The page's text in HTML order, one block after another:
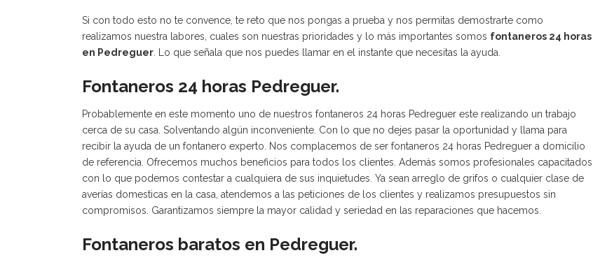
Si con todo esto no te convence, te reto que nos pongas a prueba y nos permitas demostrarte como
realizamos nuestra labores, cuales son nuestras prioridades y lo más importantes somos fontaneros 24 horas
en Pedreguer . Lo que señala que nos puedes llamar en el instante que necesitas la ayuda.
Fontaneros 24 horas Pedreguer.
Probablemente en este momento uno de nuestros fontaneros 24 horas Pedreguer este realizando un trabajo
cerca de su casa. Solventando algún inconveniente. Con lo que no dejes pasar la oportunidad y llama para
recibir la ayuda de un fontanero experto. Nos complacemos de ser fontaneros 24 horas Pedreguer a domicilio
de referencia. Ofrecemos muchos beneficios para todos los clientes. Además somos profesionales capacitados
con lo que podemos contestar a cualquiera de sus inquietudes. Ya sean arreglo de grifos o cualquier clase de
averías domesticas en la casa, atendemos a las peticiones de los clientes y realizamos presupuestos sin
compromisos. Garantizamos siempre la mayor calidad y seriedad en las reparaciones que hacemos.
Fontaneros baratos en Pedreguer.